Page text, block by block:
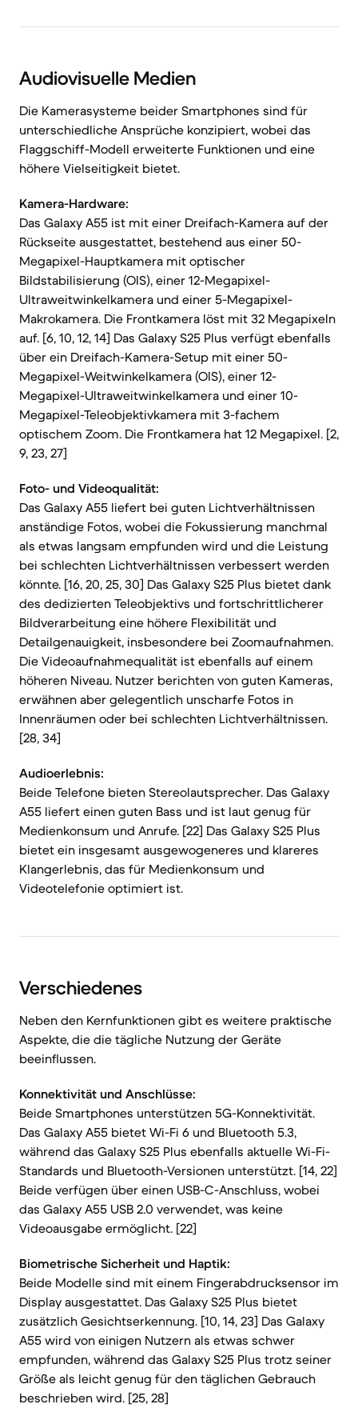
Audiovisuelle Medien
Die Kamerasysteme beider Smartphones sind für
unterschiedliche Ansprüche konzipiert, wobei das
Flaggschiff-Modell erweiterte Funktionen und eine
höhere Vielseitigkeit bietet.
Kamera-Hardware:
Das Galaxy A55 ist mit einer Dreifach-Kamera auf der
Rückseite ausgestattet, bestehend aus einer 50-
Megapixel-Hauptkamera mit optischer
Bildstabilisierung (OIS), einer 12-Megapixel-
Ultraweitwinkelkamera und einer 5-Megapixel-
Makrokamera. Die Frontkamera löst mit 32 Megapixeln
auf. [6, 10, 12, 14] Das Galaxy S25 Plus verfügt ebenfalls
über ein Dreifach-Kamera-Setup mit einer 50-
Megapixel-Weitwinkelkamera (OIS), einer 12-
Megapixel-Ultraweitwinkelkamera und einer 10-
Megapixel-Teleobjektivkamera mit 3-fachem
optischem Zoom. Die Frontkamera hat 12 Megapixel. [2,
9, 23, 27]
Foto- und Videoqualität:
Das Galaxy A55 liefert bei guten Lichtverhältnissen
anständige Fotos, wobei die Fokussierung manchmal
als etwas langsam empfunden wird und die Leistung
bei schlechten Lichtverhältnissen verbessert werden
könnte. [16, 20, 25, 30] Das Galaxy S25 Plus bietet dank
des dedizierten Teleobjektivs und fortschrittlicherer
Bildverarbeitung eine höhere Flexibilität und
Detailgenauigkeit, insbesondere bei Zoomaufnahmen.
Die Videoaufnahmequalität ist ebenfalls auf einem
höheren Niveau. Nutzer berichten von guten Kameras,
erwähnen aber gelegentlich unscharfe Fotos in
Innenräumen oder bei schlechten Lichtverhältnissen.
[28, 34]
Audioerlebnis:
Beide Telefone bieten Stereolautsprecher. Das Galaxy
A55 liefert einen guten Bass und ist laut genug für
Medienkonsum und Anrufe. [22] Das Galaxy S25 Plus
bietet ein insgesamt ausgewogeneres und klareres
Klangerlebnis, das für Medienkonsum und
Videotelefonie optimiert ist.
Verschiedenes
Neben den Kernfunktionen gibt es weitere praktische
Aspekte, die die tägliche Nutzung der Geräte
beeinflussen.
Konnektivität und Anschlüsse:
Beide Smartphones unterstützen 5G-Konnektivität.
Das Galaxy A55 bietet Wi-Fi 6 und Bluetooth 5.3,
während das Galaxy S25 Plus ebenfalls aktuelle Wi-Fi-
Standards und Bluetooth-Versionen unterstützt. [14, 22]
Beide verfügen über einen USB-C-Anschluss, wobei
das Galaxy A55 USB 2.0 verwendet, was keine
Videoausgabe ermöglicht. [22]
Biometrische Sicherheit und Haptik:
Beide Modelle sind mit einem Fingerabdrucksensor im
Display ausgestattet. Das Galaxy S25 Plus bietet
zusätzlich Gesichtserkennung. [10, 14, 23] Das Galaxy
A55 wird von einigen Nutzern als etwas schwer
empfunden, während das Galaxy S25 Plus trotz seiner
Größe als leicht genug für den täglichen Gebrauch
beschrieben wird. [25, 28]